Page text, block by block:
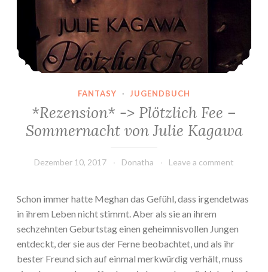
FANTASY · JUGENDBUCH
*Rezension* -> Plötzlich Fee –
Sommernacht von Julie Kagawa
Dezember 10, 2017 Donatha Leave a comment
Schon immer hatte Meghan das Gefühl, dass irgendetwas
in ihrem Leben nicht stimmt. Aber als sie an ihrem
sechzehnten Geburtstag einen geheimnisvollen Jungen
entdeckt, der sie aus der Ferne beobachtet, und als ihr
bester Freund sich auf einmal merkwürdig verhält, muss